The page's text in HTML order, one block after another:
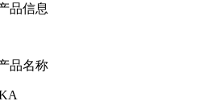
品信息
品名称